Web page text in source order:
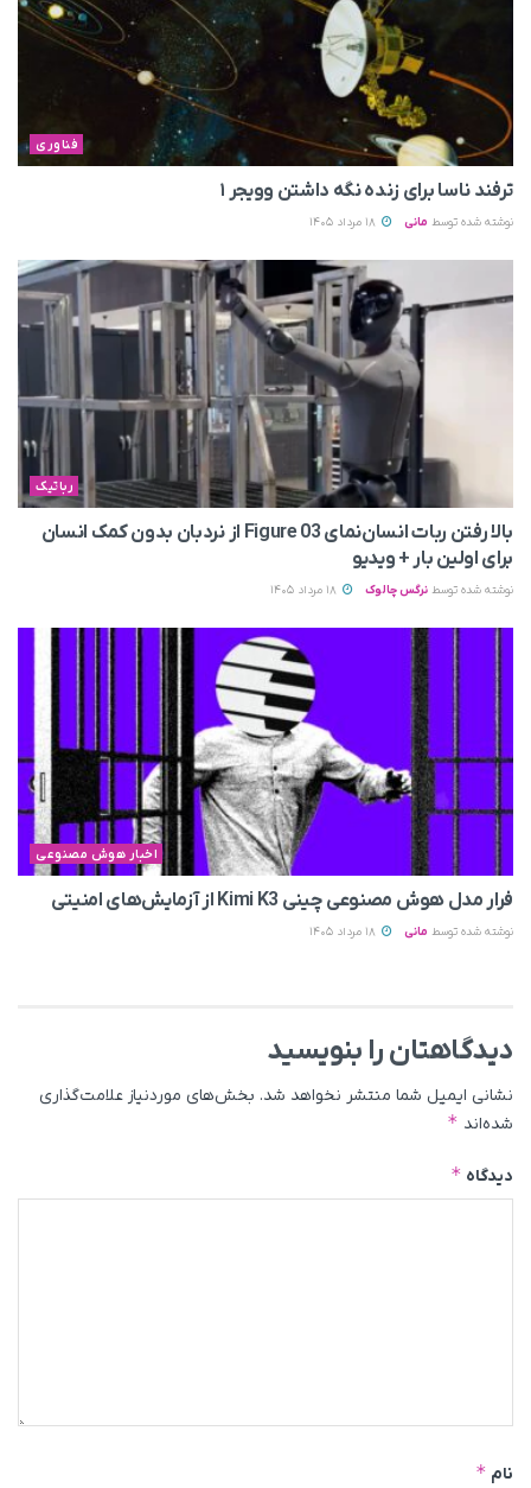
فناوری
ترفند ناسا برای زنده نگه داشتن وویجر ۱
نوشته شده توسط مانی
رباتیک
بالا رفتن ربات انسان‌نمای Figure 03 از نردبان بدون کمک انسان
برای اولین بار + ویدیو
نوشته شده توسط نرگس چالوک
اخبار هوش مصنوعی
فرار مدل هوش مصنوعی چینی Kimi K3 از آزمایش‌های امنیتی
نوشته شده توسط مانی
دیدگاهتان را بنویسید
نشانی ایمیل شما منتشر نخواهد شد. بخش‌های موردنیاز علامت‌گذاری
شده‌اند *
دیدگاه *
نام *